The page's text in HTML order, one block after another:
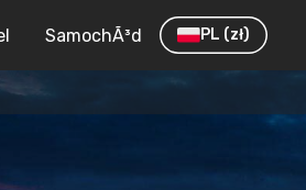
SamochÃ³d PL (zł)